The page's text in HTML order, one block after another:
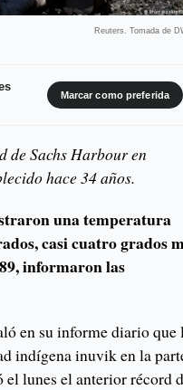
Reuters. Tomada de
Marcar como preferida
de Sachs Harbour en
hace 34 años.
una temperatura
casi cuatro grados
informaron las
en su informe diario que
indígena inuvik en la
lunes el anterior récord